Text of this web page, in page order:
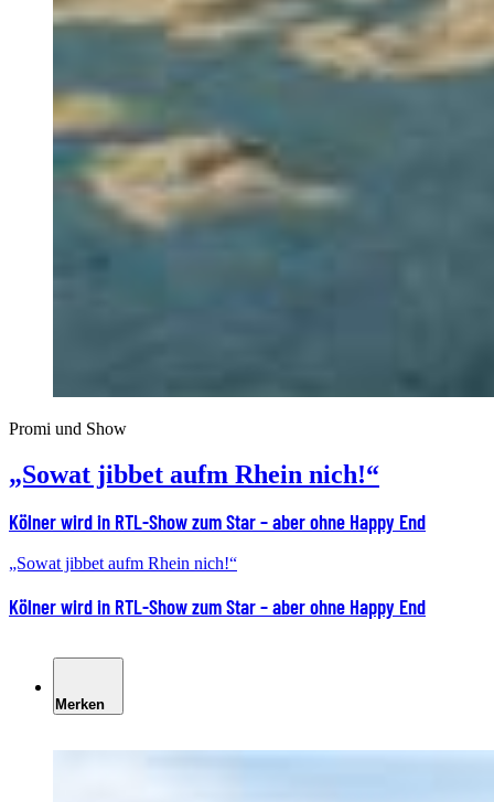
Promi und Show
„Sowat jibbet aufm Rhein nich!“
Kölner wird in RTL-Show zum Star – aber ohne Happy End
„Sowat jibbet aufm Rhein nich!“
Kölner wird in RTL-Show zum Star – aber ohne Happy End
Merken